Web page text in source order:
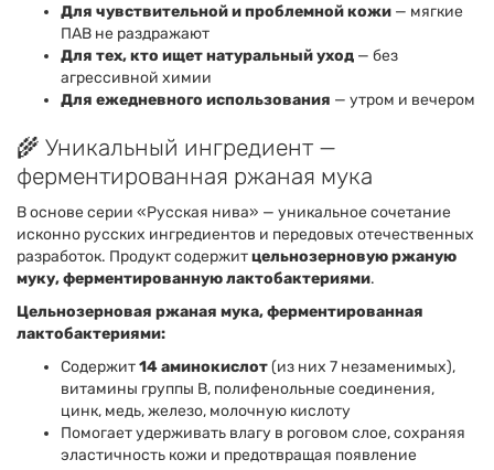
Для чувствительной и проблемной кожи — мягкие
ПАВ не раздражают
Для тех, кто ищет натуральный уход — без
агрессивной химии
Для ежедневного использования — утром и вечером
🌾 Уникальный ингредиент —
ферментированная ржаная мука
В основе серии «Русская нива» — уникальное сочетание
исконно русских ингредиентов и передовых отечественных
разработок. Продукт содержитцельнозерновую ржаную
муку, ферментированную лактобактериями.
Цельнозерновая ржаная мука, ферментированная
лактобактериями:
Содержит14 аминокислот(из них 7 незаменимых),
витамины группы В, полифенольные соединения,
цинк, медь, железо, молочную кислоту
Помогает удерживать влагу в роговом слое, сохраняя
эластичность кожи и предотвращая появление